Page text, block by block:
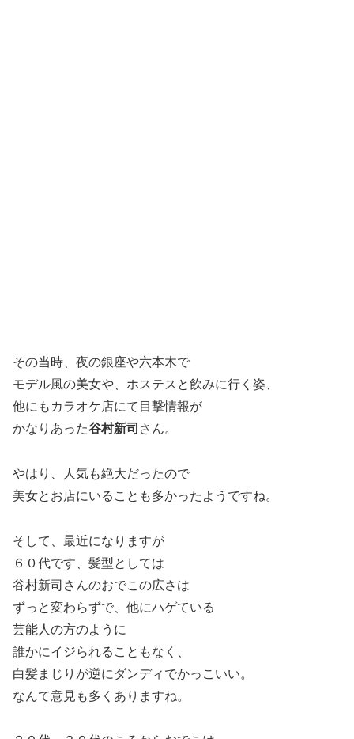
その当時、夜の銀座や六本木で
モデル風の美女や、ホステスと飲みに行く姿、
他にもカラオケ店にて目撃情報が
かなりあった谷村新司 さん。
やはり、人気も絶大だったので
美女とお店にいることも多かったようですね。
そして、最近になりますが
６０代です、髪型としては
谷村新司さんのおでこの広さは
ずっと変わらずで、他にハゲている
芸能人の方のように
誰かにイジられることもなく、
白髪まじりが逆にダンディでかっこいい。
なんて意見も多くありますね。